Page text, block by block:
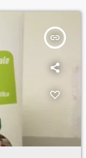
insert_link